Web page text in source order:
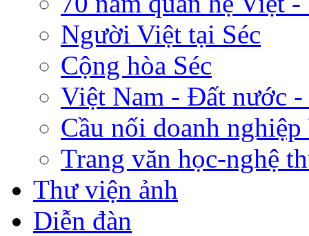
Người Việt tại Séc
Cộng hòa Séc
Việt Nam - Đất nước
Cầu nối doanh nghiệp
Trang văn học-nghệ
Thư viện ảnh
Diễn đàn